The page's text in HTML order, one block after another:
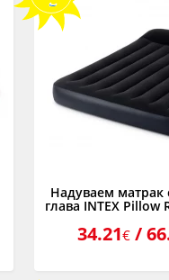
Надуваем матрак
глава INTEX Pillow
34.21€ /